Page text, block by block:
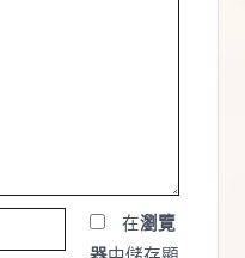
在瀏覽